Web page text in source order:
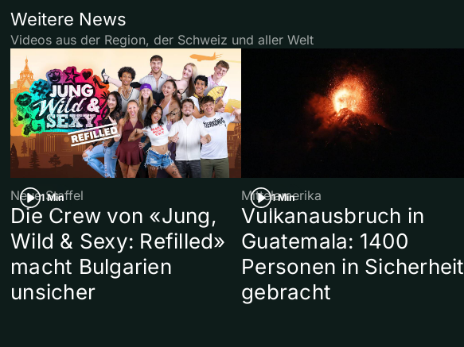
Weitere News
Videos aus der Region, der Schweiz und aller Welt
1 Min
Neue Staffel
Die Crew von «Jung,
Wild & Sexy: Refilled»
macht Bulgarien
unsicher
1 Min
Mittelamerika
Vulkanausbruch in
Guatemala: 1400
Personen in Sicherheit
gebracht